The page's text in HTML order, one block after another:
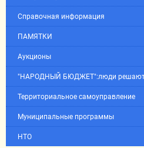
Справочная информация
ПАМЯТКИ
Аукционы
"НАРОДНЫЙ БЮДЖЕТ":люди решают-
Территориальное самоуправление
Муниципальные программы
НТО